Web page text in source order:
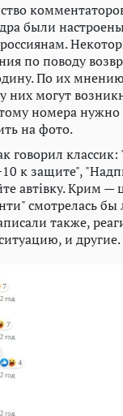
были
по поводу
По их
них могут
номера
на фото.
говорил классик:
к защите",
автівку. Крим —
смотрелась
также,
и другие.